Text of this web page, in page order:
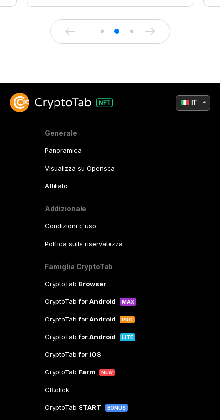
Generale
Panoramica
Visualizza su Opensea
Affiliato
Addizionale
Condizioni d'uso
Politica sulla riservatezza
Famiglia CryptoTab
CryptoTab Browser
CryptoTabfor Android MAX
CryptoTabfor Android PRO
CryptoTabfor Android LITE
CryptoTabfor iOS
CryptoTab Farm NEW
CB.click
CryptoTab START BONUS
IT